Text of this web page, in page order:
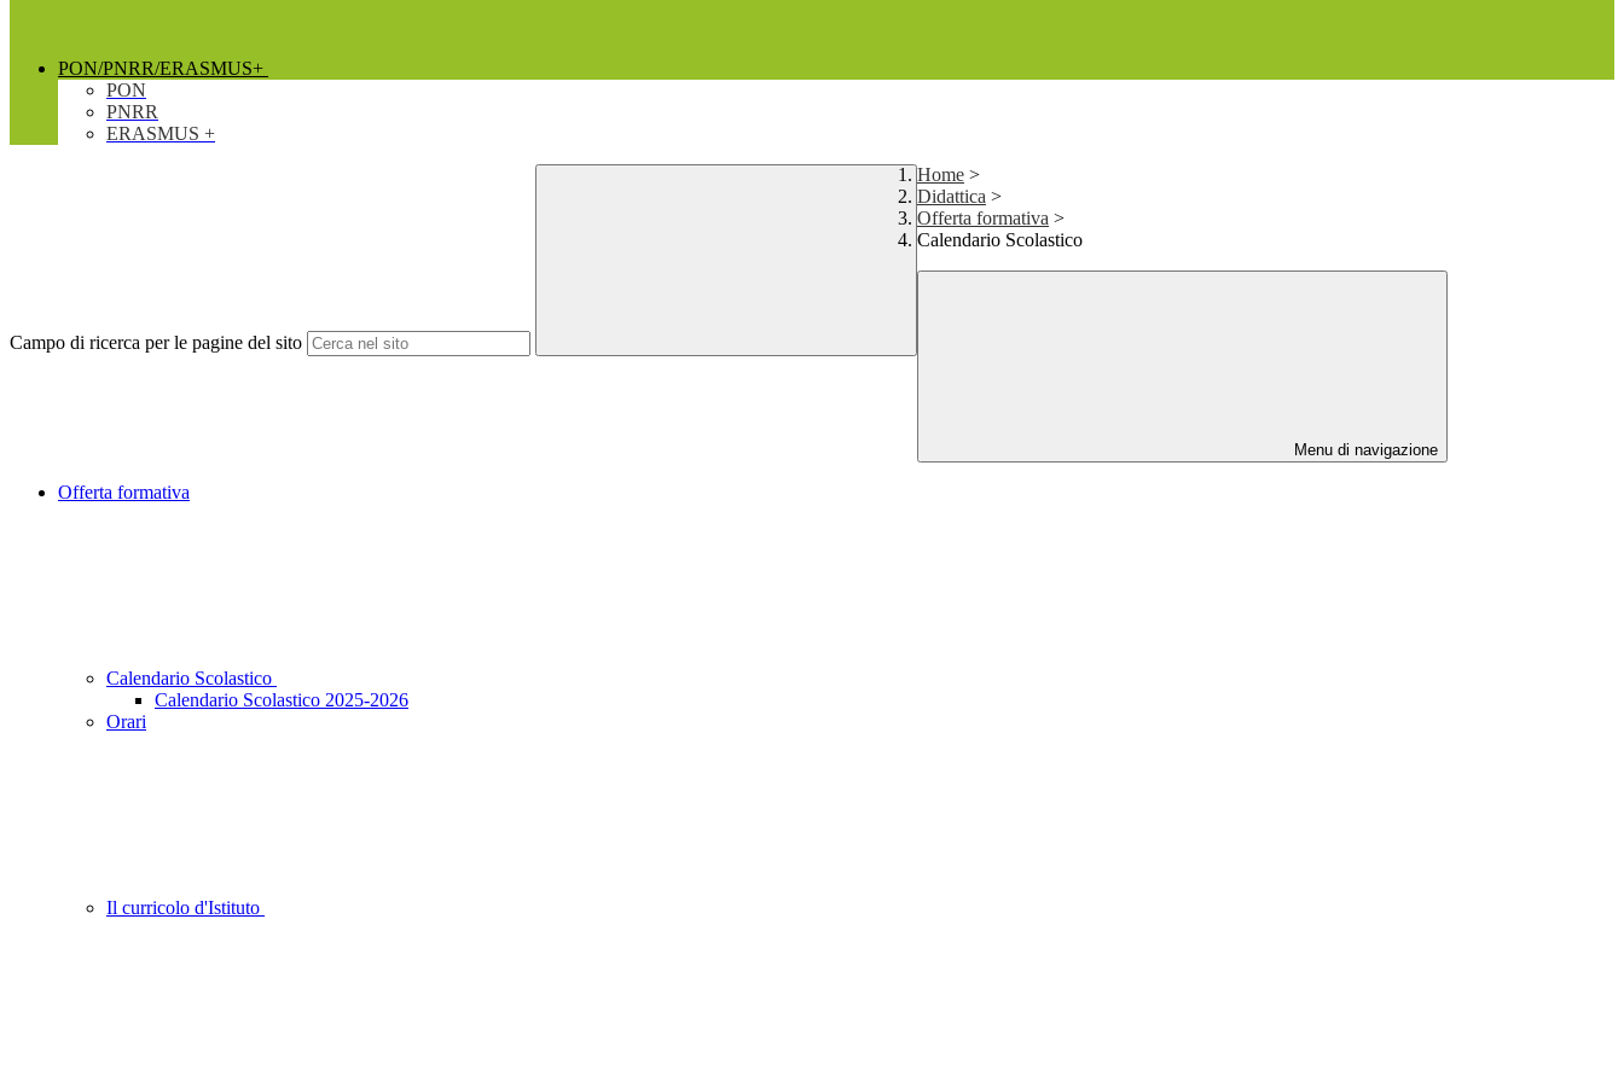
PON/PNRR/ERASMUS+
PON
PNRR
ERASMUS +
Campo di ricerca per le pagine del sito
Home >
Didattica >
Offerta formativa >
Calendario Scolastico
Menu di navigazione
Offerta formativa
Calendario Scolastico
Calendario Scolastico 2025-2026
Orari
Il curricolo d'Istituto